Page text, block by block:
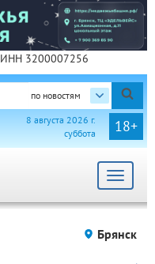
3200007256
по новостям
18+
8 августа 2026 г.
суббота
Toggle
Брянск